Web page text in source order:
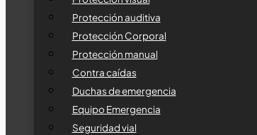
Protección auditiva
Protección Corporal
Protección manual
Contra caídas
Duchas de emergencia
Equipo Emergencia
Seguridad vial